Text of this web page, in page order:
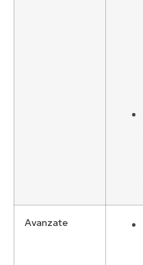
Avanzate